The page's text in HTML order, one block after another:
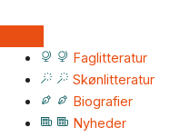
Faglitteratur
Skønlitteratur
Biografier
Nyheder